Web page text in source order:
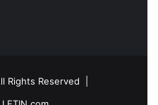
Rights Reserved |